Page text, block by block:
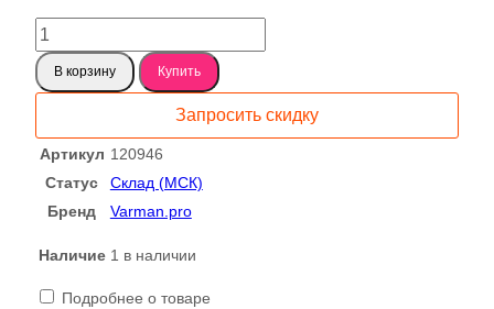
Количество
товара
Карагач
слэб
ровный
напил120946
В корзину Купить
Запросить скидку
Артикул 120946
Статус
Склад (МСК)
Бренд
Varman.pro
Наличие 1 в наличии
Подробнее о товаре